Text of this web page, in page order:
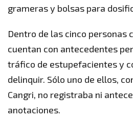
grameras y bolsas para
Dentro de las cinco personas
cuentan con antecedentes
tráfico de estupefacientes y
delinquir. Sólo uno de ellos,
Cangri, no registraba ni
anotaciones.